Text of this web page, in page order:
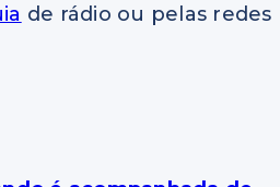
de rádio ou pelas redes